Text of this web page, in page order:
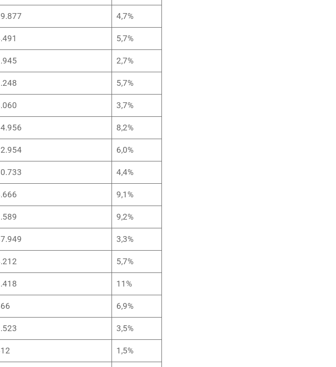
4,7%
5,7%
2,7%
5,7%
3,7%
8,2%
6,0%
4,4%
9,1%
9,2%
3,3%
5,7%
11%
6,9%
3,5%
1,5%